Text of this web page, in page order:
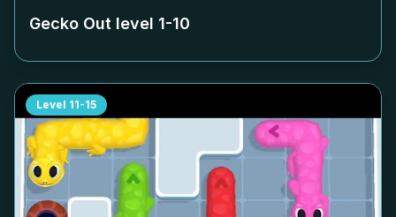
Gecko Out level 1-10
Level 11-15